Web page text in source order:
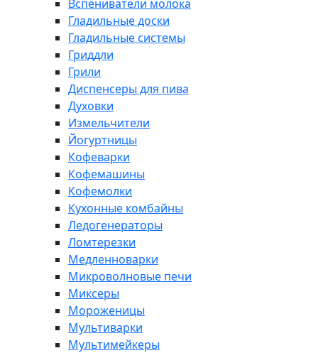
Вспениватели молока
Гладильные доски
Гладильные системы
Гриддли
Грили
Диспенсеры для пива
Духовки
Измельчители
Йогуртницы
Кофеварки
Кофемашины
Кофемолки
Кухонные комбайны
Ледогенераторы
Ломтерезки
Медленноварки
Микроволновые печи
Миксеры
Мороженицы
Мультиварки
Мультимейкеры